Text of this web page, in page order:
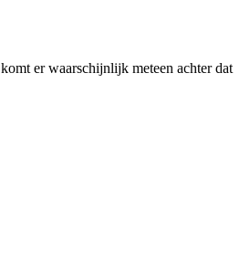
er waarschijnlijk meteen achter dat